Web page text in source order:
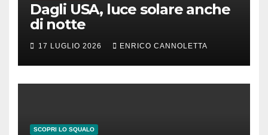
Dagli USA, luce solare anche
di notte
17 LUGLIO 2026 ENRICO CANNOLETTA
SCOPRI LO SQUALO